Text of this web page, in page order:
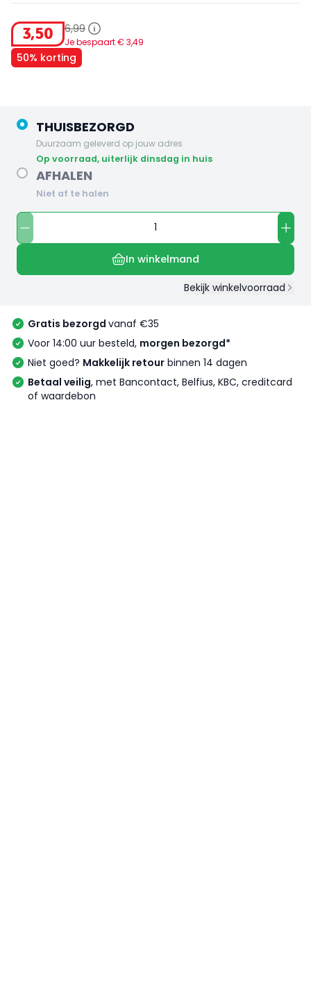
3,50 6,99
Je bespaart € 3,49
50% korting
THUISBEZORGD
Duurzaam geleverd op jouw adres
op voorraad, uiterlijk dinsdag in huis
AFHALEN
Niet af te halen
In winkelmand
Bekijk winkelvoorraad
Gratis bezorgd vanaf €35
Voor 14:00 uur besteld, morgen bezorgd*
Niet goed? Makkelijk retour binnen 14 dagen
Betaal veilig, met Bancontact, Belfius, KBC, creditcard
of waardebon